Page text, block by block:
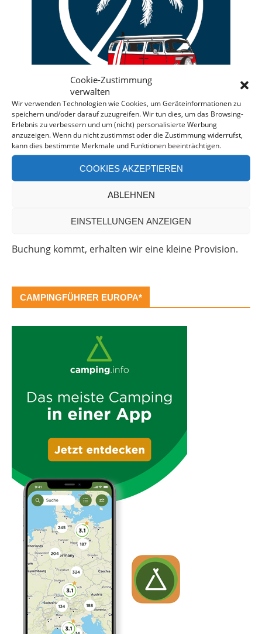
Cookie-Zustimmung
verwalten
Wir verwenden Technologien wie Cookies, um Geräteinformationen zu
speichern und/oder darauf zuzugreifen. Wir tun dies, um das Browsing-
Erlebnis zu verbessern und um (nicht) personalisierte Werbung
anzuzeigen. Wenn du nicht zustimmst oder die Zustimmung widerrufst,
kann dies bestimmte Merkmale und Funktionen beeinträchtigen.
COOKIES AKZEPTIEREN
ABLEHNEN
EINSTELLUNGEN ANZEIGEN
Deine individuelle Beratung bei der Campermiete
in Deutschland und Europa.
Bei einer Anfrage über diesen Banner erhältst Du
Rabatt! *
Offenlegung: Die Anfrage bei der Camper Oase ist
Buchung kommt, erhalten wir eine kleine Provision.
CAMPINGFÜHRER EUROPA*